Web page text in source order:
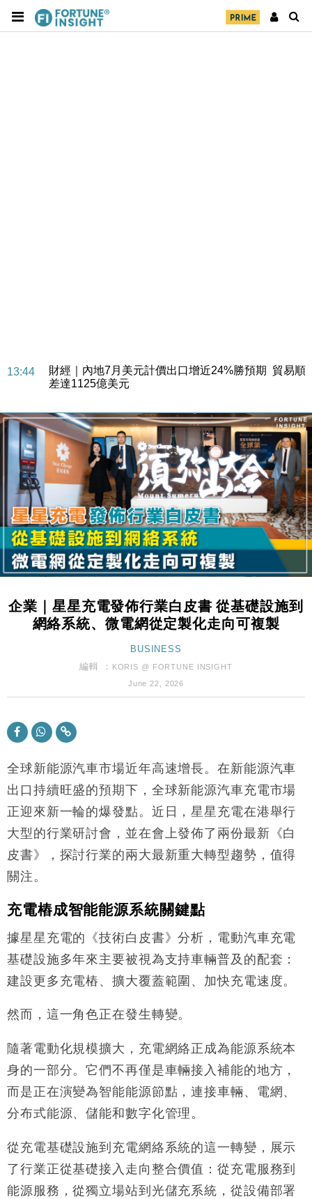
13:44
財經｜內地7月美元計價出口增近24%勝預期 貿易順
差達1125億美元
日圓干預創新高
11:12
國際｜特朗普料美伊戰事快結束 承認部分彈藥庫存緊
張
15:59
財經｜SA售股自救後再出手 斥4億美元押注未上市公
司
11:30
財經｜精星香港夥菜鳥拓全球智慧倉儲市場 加快海外
市場落地
14:50
地產｜大酒店中期轉賺2300萬元 斥21億翻新香港及
東京半島
13:12
國際｜特朗普赴洛杉磯高球場活動前 男子攜槍彈被捕
12:30
財經｜香港7月PMI回落至51 企業擴張放慢兼縮減人
手
財經｜黑石傳再籌逾360億美元 支援Anthropic租用
Google晶片
財經｜韓股反覆波動收跌 連挫7周創逾3年最長跌勢
13:44
差達1125億美元
日圓干預創新高
11:12
國際｜特朗普料美伊戰事快結束 承認部分彈藥庫存緊
15:59
司
11:30
財經｜精星香港夥菜鳥拓全球智慧倉儲市場 加快海外
東京半島
13:12
12:30
財經｜香港7月PMI回落至51 企業擴張放慢兼縮減人
手
Google晶片
企業｜星星充電發佈行業白皮書 從基礎設施到
網絡系統、微電網從定製化走向可複製
BUSINESS
編輯 ：
KORIS @ FORTUNE INSIGHT
June 22, 2026
全球新能源汽車市場近年高速增長。在新能源汽車
出口持續旺盛的預期下，全球新能源汽車充電市場
正迎來新一輪的爆發點。近日，星星充電在港舉行
大型的行業研討會，並在會上發佈了兩份最新《白
皮書》，探討行業的兩大最新重大轉型趨勢，值得
關注。
充電樁成智能能源系統關鍵點
據星星充電的《技術白皮書》分析，電動汽車充電
基礎設施多年來主要被視為支持車輛普及的配套：
建設更多充電樁、擴大覆蓋範圍、加快充電速度。
然而，這一角色正在發生轉變。
隨著電動化規模擴大，充電網絡正成為能源系統本
身的一部分。它們不再僅是車輛接入補能的地方，
而是正在演變為智能能源節點，連接車輛、電網、
分布式能源、儲能和數字化管理。
從充電基礎設施到充電網絡系統的這一轉變，展示
了行業正從基礎接入走向整合價值：從充電服務到
能源服務，從獨立場站到光儲充系統，從設備部署